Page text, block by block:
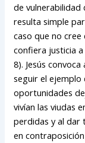
de vulnerabilidad
resulta simple
caso que no
confiera justicia
8). Jesús
seguir el ejemplo
oportunidades
vivían las viudas
perdidas y al dar
en